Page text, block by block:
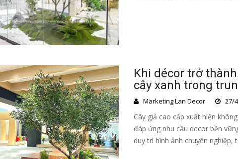
Khi décor trở
cây xanh trong
Marketing Lan Decor 27/
Cây giả cao cấp xuất hiện
đáp ứng nhu cầu decor bền
duy trì hình ảnh chuyên nghiệp,